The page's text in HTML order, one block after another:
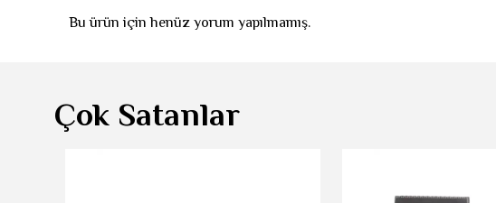
Bu ürün için henüz yorum yapılmamış.
Çok Satanlar